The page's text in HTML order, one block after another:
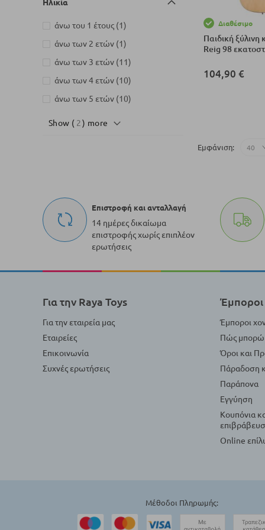
Διαθέσιμο
Παιδική
Reig 98
104,90 €
Εμφάνιση
Ηλικία
άνω του 1 έτους 1
στοιχείο
άνω των 2 ετών 1
στοιχείο
άνω των 3 ετών 11
στοιχεία
άνω των 4 ετών 10
στοιχεία
άνω των 5 ετών 10
στοιχεία
Show ( 2) more
Επιστροφή και ανταλλαγή
14 ημέρες δικαίωμα
επιστροφής χωρίς επιπλέον
ερωτήσεις
Για την Raya Toys
Για την εταιρεία μας
Εταιρείες
Επικοινωνία
Συχνές ερωτήσεις
Έμποροι
Έμποροι
Πώς μπορώ
Όροι και
Πάραδοση
Παράπονα
Εγγύηση
Κουπόνια
Online
Μέθοδοι Πληρωμής: